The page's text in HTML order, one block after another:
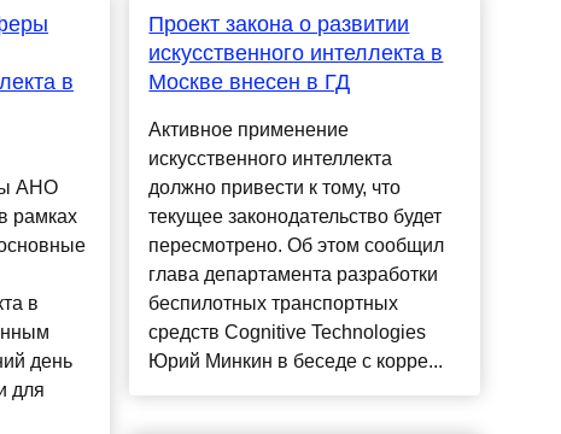
в
АНО
рамках
в
день
для
Проект закона о развитии
искусственного интеллекта в
Москве внесен в ГД
Активное применение
искусственного интеллекта
должно привести к тому, что
текущее законодательство будет
пересмотрено. Об этом сообщил
глава департамента разработки
беспилотных транспортных
средств Cognitive Technologies
Юрий Минкин в беседе с корре...